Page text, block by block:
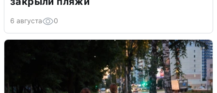
6 августа 0